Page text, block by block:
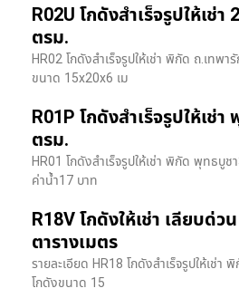
R02U โกดังสำเร็จรูปให้เช่
ตรม.
HR02 โกดังสำเร็จรูปให้เช่า พิกัด ถ.เทพ
ขนาด 15x20x6 เม
R01P โกดังสำเร็จรูปให้เช่
ตรม.
HR01 โกดังสำเร็จรูปให้เช่า พิกัด พุทธบู
ค่าน้ำ17 บาท
R18V โกดังให้เช่า เลียบด่
ตารางเมตร
รายละเอียด HR18 โกดังสำเร็จรูปให้เช่
โกดังขนาด 15